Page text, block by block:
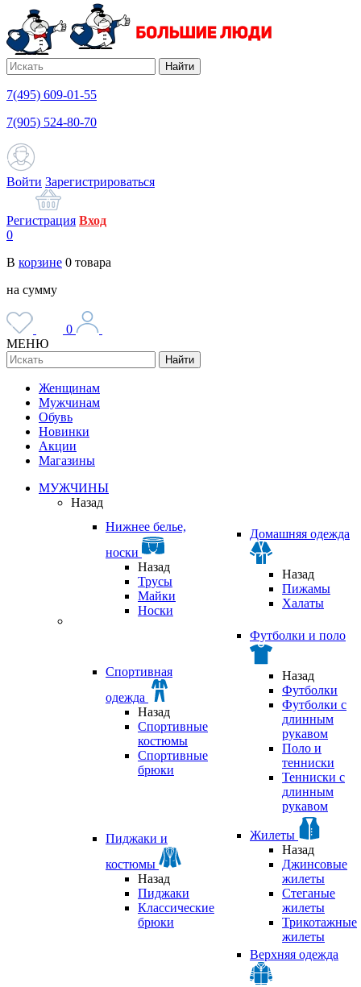
Найти
7(495) 609-01-55
7(905) 524-80-70
Войти Зарегистрироваться
Регистрация Вход
0
В корзине 0 товара
на сумму
0
МЕНЮ
Найти
Женщинам
Мужчинам
Обувь
Новинки
Акции
Магазины
МУЖЧИНЫ
Назад
Нижнее белье,
носки
Назад
Трусы
Майки
Носки
Домашняя одежда
Назад
Пижамы
Халаты
Спортивная
одежда
Назад
Спортивные
костюмы
Спортивные
брюки
Футболки и поло
Назад
Футболки
Футболки с
длинным
рукавом
Поло и
тенниски
Тенниски с
длинным
рукавом
Пиджаки и
костюмы
Назад
Пиджаки
Классические
брюки
Жилеты
Назад
Джинсовые
жилеты
Стеганые
жилеты
Трикотажные
жилеты
Верхняя одежда